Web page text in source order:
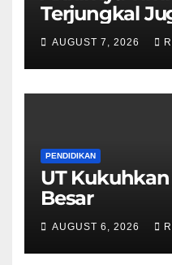
Terjungkal
Piala AFF
AUGUST 7, 2026
PENDIDIKAN
UT
Besar
AUGUST 6, 2026